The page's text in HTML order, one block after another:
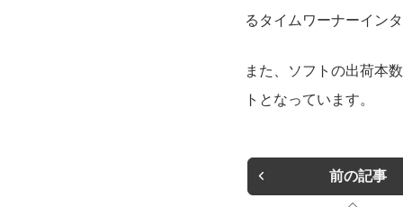
るタイムワーナーイン
また、ソフトの出荷本
トとなっています。
前の記事